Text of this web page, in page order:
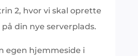
2, hvor vi skal oprette
din nye serverplads.